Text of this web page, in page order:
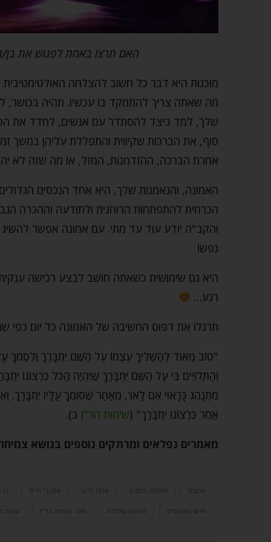
האם תרצו באמת לפגוש את בן/
מוכנות היא דבר כל חשוב להצלחה
מה שאתה צריך להתמקד בו עכשיו. תהיה בכושר,
שלך, למד כיצד להסתדר עם אנשים, לחדד את
סוף, את הברכות שקיווית והתפללת עליהן במשך
אחרת הברכה, ההזדמנות, המזל, או מה שזה לא
האמונה, והנאמנות שלך, היא אחד הנכסים
הכרחית להתפתחות הרוחנית ולתודעה וההכרה
והקב"ה יודע עוד עד מתי. עם אמונה אפשר
נפש!
היא גם שימושית כשאתה חושב לבצע רכישה
רגע…
תרגלו את דפוס החשיבה של האמונה כל יום כפי
"טוֹב מְאֹוד לְהַשְׁלִיךְ עַצְמוֹ עַל הַשֵּׁם יִתְבָּרַךְ וְלִסְמֹךְ
וְהַתְּלוּיִים בִּי עַל הַשֵּׁם יִתְבָּרַךְ שֶׁיִּהְיֶה הַכֹּל כִּרְצוֹנוֹ
מִתְנַהֵג כָּרָאוּי אִם לָאו', מֵאַחַר שֶׁסּוֹמֵךְ עָלָיו יִתְבָּרַךְ.
אַחֵר כִּרְצוֹנוֹ יִתְבָּרַךְ" (שיחות הר"ן ב).
מאמרים נפלאים ומרתקים נוספים בנושא
אמונה אמונת חכמים ארגז כלים אתגרי חיים
חיים מאושרים מגיפה עולמית ספר שיחות הר"ן עצות